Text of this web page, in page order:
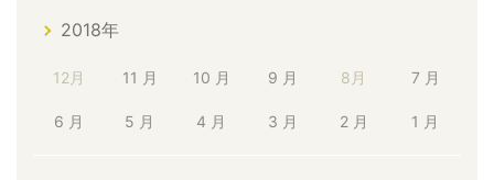
2018年
12月 11 月 10 月 9 月 8月 7 月
6 月 5 月 4 月 3 月 2 月 1 月